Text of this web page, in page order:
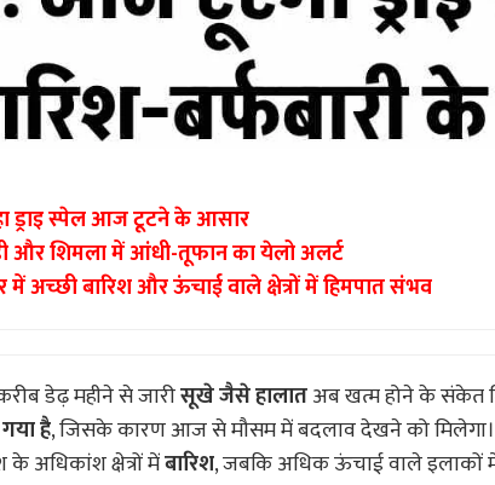
ड्राइ स्पेल आज टूटने के आसार
और शिमला में आंधी-तूफान का येलो अलर्ट
में अच्छी बारिश और ऊंचाई वाले क्षेत्रों में हिमपात संभव
डेढ़ महीने से जारीसूखे जैसे हालातअब खत्म होने के संकेत
है, जिसके कारण आज से मौसम में बदलाव देखने को
के अधिकांश क्षेत्रों मेंबारिश, जबकि अधिक ऊंचाई वाले इलाकों